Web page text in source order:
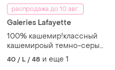
распродажа до 10 авг.
Galeries Lafayette
100% кашемир!классный
кашемироый темно-серый
джемпер от galerias
lafayette, размер l
40 / L / 48 и еще 1